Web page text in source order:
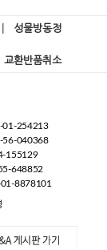
성물방동정
교환반품취소
01-254213
56-040368
155129
648852
8878101